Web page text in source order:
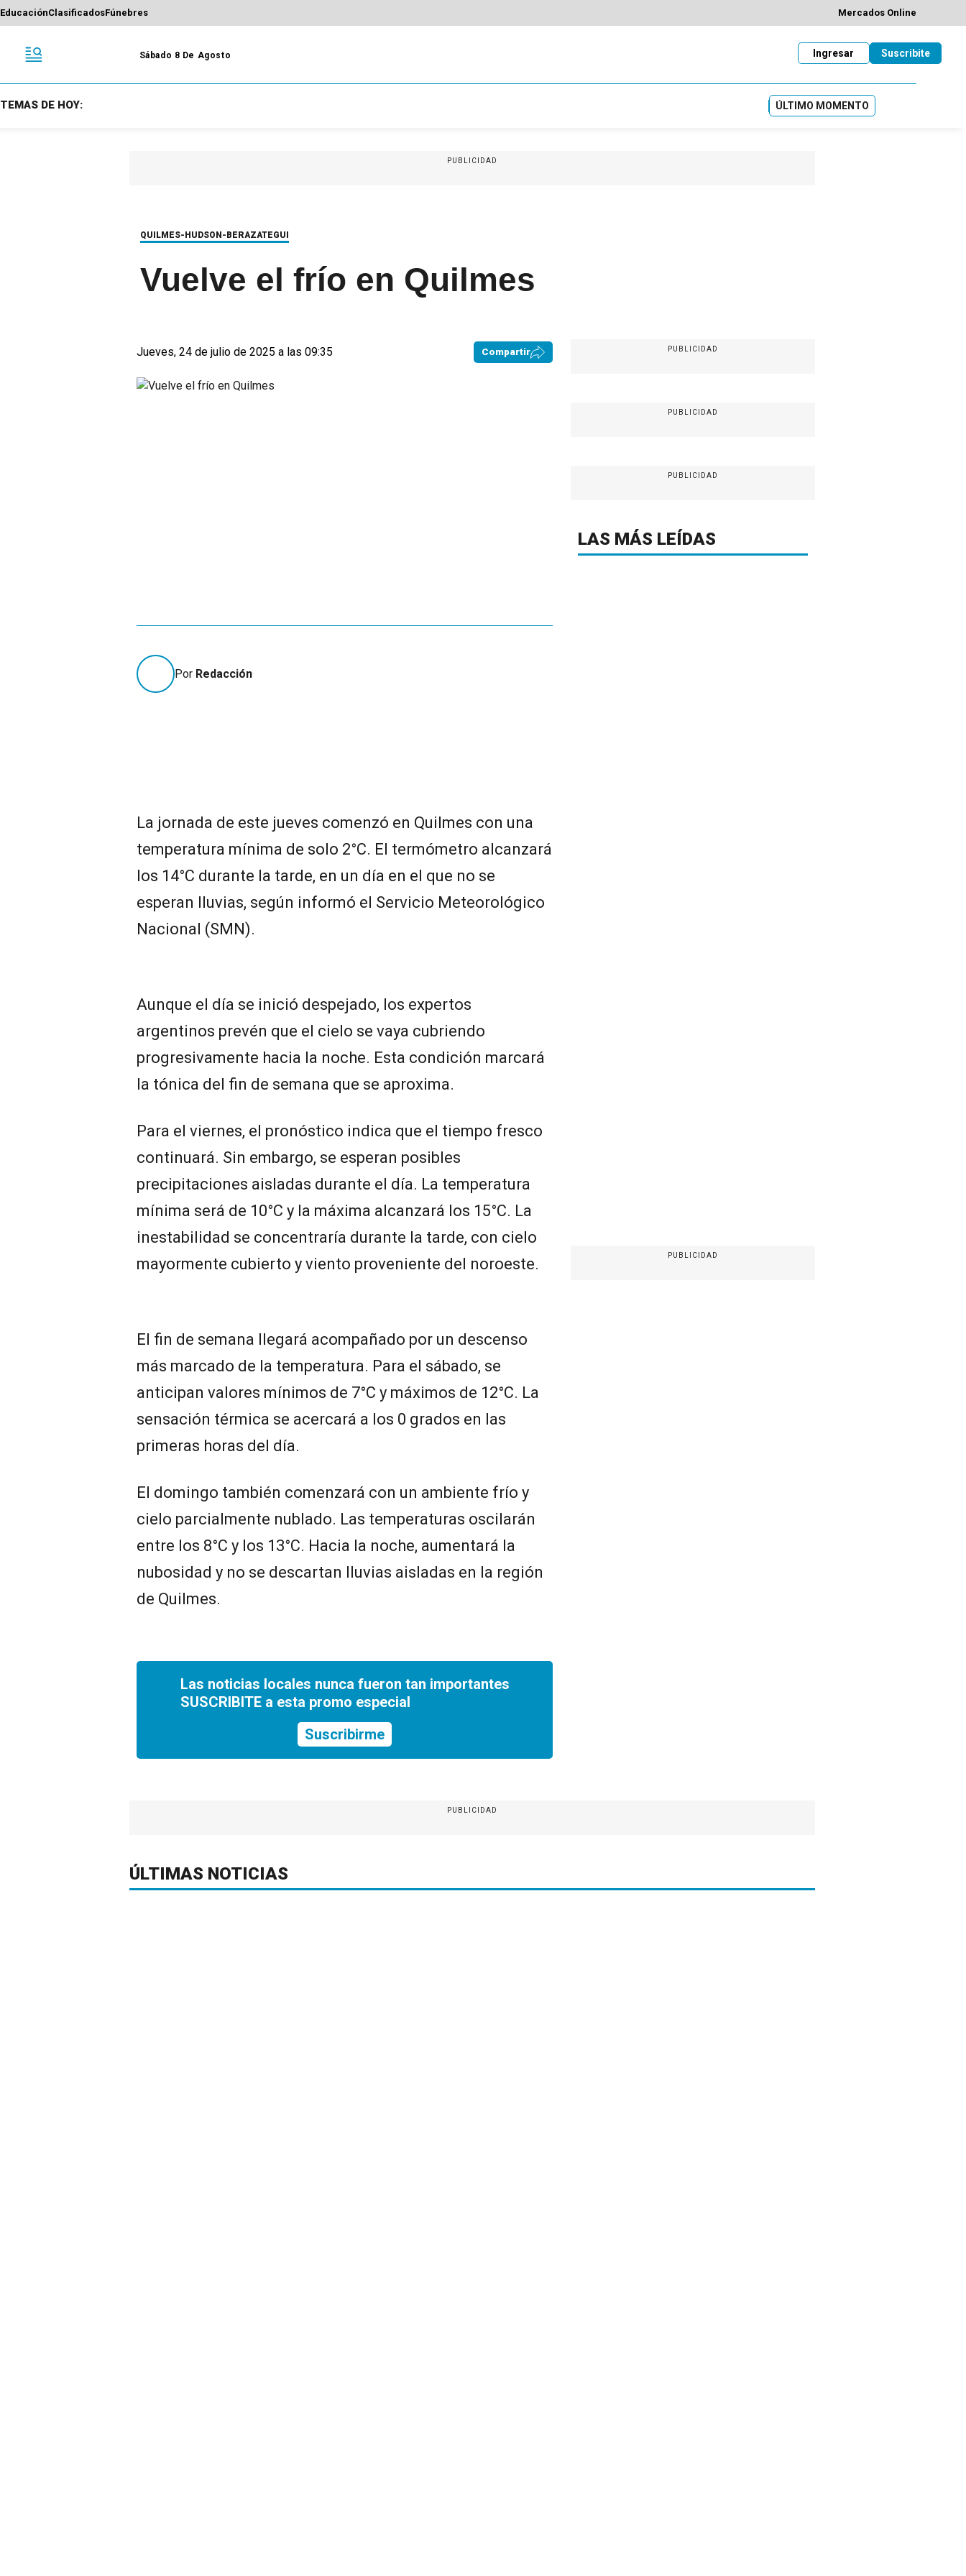
EducaciónClasificadosFúnebres Mercados Online
Sábado 8 De Agosto Suscribite
Ingresar
TEMAS DE HOY: ÚLTIMO MOMENTO
PUBLICIDAD
QUILMES-HUDSON-BERAZATEGUI
Vuelve el frío en Quilmes
Jueves, 24 de julio de 2025 a las 09:35 Compartir
Por Redacción
La jornada de este jueves comenzó en Quilmes con una
temperatura mínima de solo 2°C. El termómetro alcanzará
los 14°C durante la tarde, en un día en el que no se
esperan lluvias, según informó el Servicio Meteorológico
Nacional (SMN).
Aunque el día se inició despejado, los expertos
argentinos prevén que el cielo se vaya cubriendo
progresivamente hacia la noche. Esta condición marcará
la tónica del fin de semana que se aproxima.
Para el viernes, el pronóstico indica que el tiempo fresco
continuará. Sin embargo, se esperan posibles
precipitaciones aisladas durante el día. La temperatura
mínima será de 10°C y la máxima alcanzará los 15°C. La
inestabilidad se concentraría durante la tarde, con cielo
mayormente cubierto y viento proveniente del noroeste.
El fin de semana llegará acompañado por un descenso
más marcado de la temperatura. Para el sábado, se
anticipan valores mínimos de 7°C y máximos de 12°C. La
sensación térmica se acercará a los 0 grados en las
primeras horas del día.
El domingo también comenzará con un ambiente frío y
cielo parcialmente nublado. Las temperaturas oscilarán
entre los 8°C y los 13°C. Hacia la noche, aumentará la
nubosidad y no se descartan lluvias aisladas en la región
de Quilmes.
Las noticias locales nunca fueron tan importantes
SUSCRIBITE a esta promo especial
Suscribirme
PUBLICIDAD
PUBLICIDAD
PUBLICIDAD
LAS MÁS LEÍDAS
PUBLICIDAD
PUBLICIDAD
ÚLTIMAS NOTICIAS